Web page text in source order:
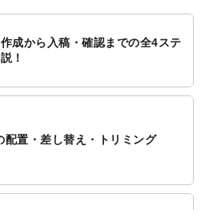
プカードのデザインテンプレート
した。
らせ
いたしました。
】封筒が作成できるようになりま
成から入稿・確認までの全4ステ
！
配置・差し替え・トリミング